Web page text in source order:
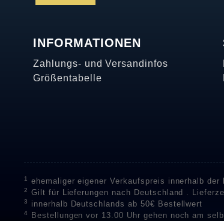
INFORMATIONEN
Zahlungs- und Versandinfos
Größentabelle
1 ehemaliger eigener Verkaufspreis innerhalb
2 Gilt für Lieferungen nach Deutschland .
3 innerhalb Deutschlands ab 50€ Bestellwert
4
Bestellungen vor 13.00 Uhr gehen noch am